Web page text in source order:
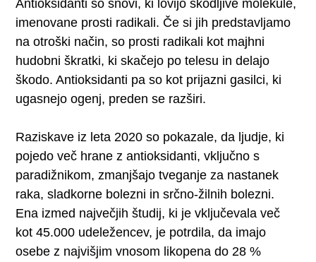
Antioksidanti so snovi, ki lovijo škodljive molekule,
imenovane prosti radikali. Če si jih predstavljamo
na otroški način, so prosti radikali kot majhni
hudobni škratki, ki skačejo po telesu in delajo
škodo. Antioksidanti pa so kot prijazni gasilci, ki
ugasnejo ogenj, preden se razširi.
Raziskave iz leta 2020 so pokazale, da ljudje, ki
pojedo več hrane z antioksidanti, vključno s
paradižnikom, zmanjšajo tveganje za nastanek
raka, sladkorne bolezni in srčno-žilnih bolezni.
Ena izmed največjih študij, ki je vključevala več
kot 45.000 udeležencev, je potrdila, da imajo
osebe z najvišjim vnosom likopena do 28 %